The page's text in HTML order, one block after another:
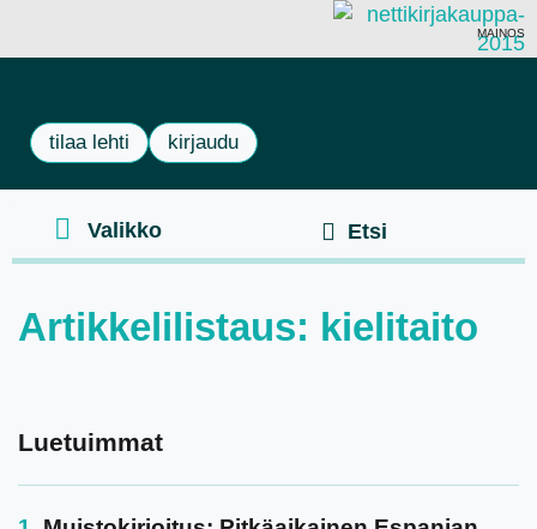
MAINOS
tilaa lehti kirjaudu
Artikkelilistaus: kielitaito
Luetuimmat